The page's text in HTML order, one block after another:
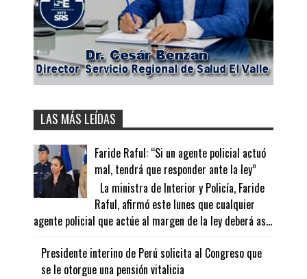
LAS MÁS LEÍDAS
Faride Raful: “Si un agente policial actuó
mal, tendrá que responder ante la ley”
La ministra de Interior y Policía, Faride
Raful, afirmó este lunes que cualquier
agente policial que actúe al margen de la ley deberá as...
Presidente interino de Perú solicita al Congreso que
se le otorgue una pensión vitalicia